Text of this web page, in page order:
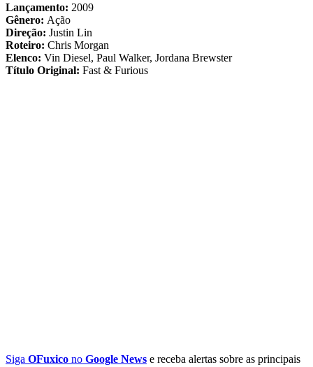
Lançamento: 2009
Gênero: Ação
Direção: Justin Lin
Roteiro: Chris Morgan
Elenco: Vin Diesel, Paul Walker, Jordana Brewster
Título Original: Fast & Furious
Siga OFuxico no Google News e receba alertas sobre as principais